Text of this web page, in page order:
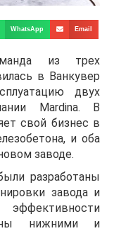
WhatsApp Email
из трех
в Ванкувер
двух
Mardina. В
свой бизнес в
и оба
заводе.
разработаны
завода и
нижними и